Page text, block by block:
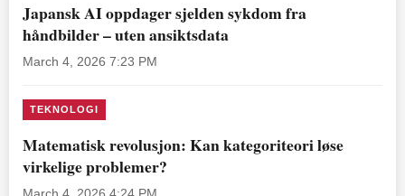
Japansk AI oppdager sjelden sykdom fra
håndbilder – uten ansiktsdata
March 4, 2026 7:23 PM
TEKNOLOGI
Matematisk revolusjon: Kan kategoriteori løse
virkelige problemer?